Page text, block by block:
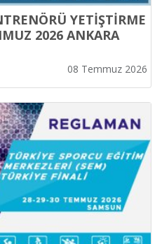
YETİŞTİRME
2026 ANKARA
08 Temmuz 2026